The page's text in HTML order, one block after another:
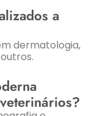
a
dermatologia,